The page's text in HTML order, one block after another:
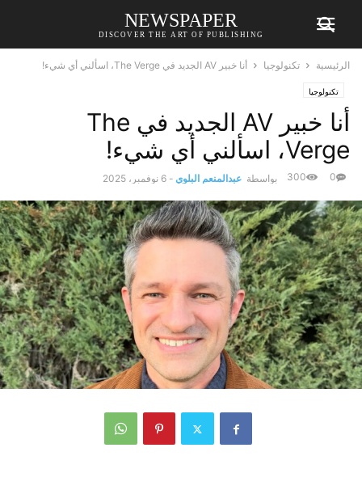
NEWSPAPER
DISCOVER THE ART OF PUBLISHING
الرئيسية تكنولوجيا أنا خبير AV الجديد في The Verge، اسألني أي شيء!
تكنولوجيا
أنا خبير AV الجديد في The
Verge، اسألني أي شيء!
بواسطة عبدالمنعم البلوي - 6 نوفمبر، 2025 0
300